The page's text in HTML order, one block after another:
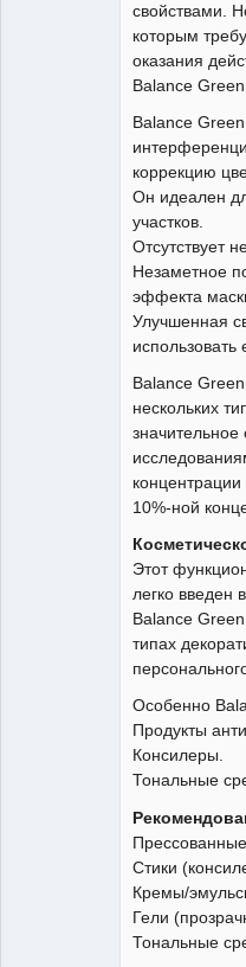
свойствами.
которым
оказания
Balance
Balance
коррекцию
Он идеален
участков.
Отсутствует
Незаметное
эффекта
Улучшенная
использовать
Balance
нескольких
10%-ной
Этот
легко введен
Balance
типах
Особенно
Продукты
Консилеры.
Тональные
Стики
Кремы/
Гели
Тональные